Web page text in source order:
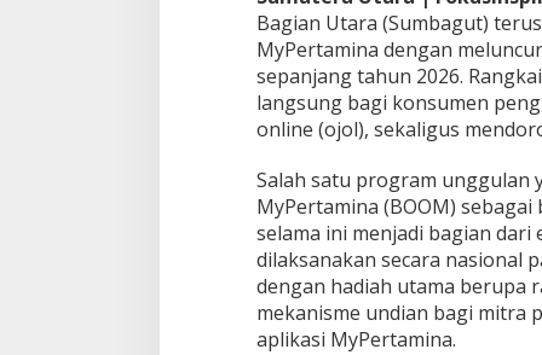
o
n
s
u
m
e
Bagian Utara (Sumbagut)
MyPertamina dengan
sepanjang tahun 2026.
langsung bagi konsumen
online (ojol), sekaligus
Salah satu program unggulan
MyPertamina (BOOM)
selama ini menjadi bagian dari
dilaksanakan secara nasional
dengan hadiah utama berupa
mekanisme undian bagi mitra
aplikasi MyPertamina.